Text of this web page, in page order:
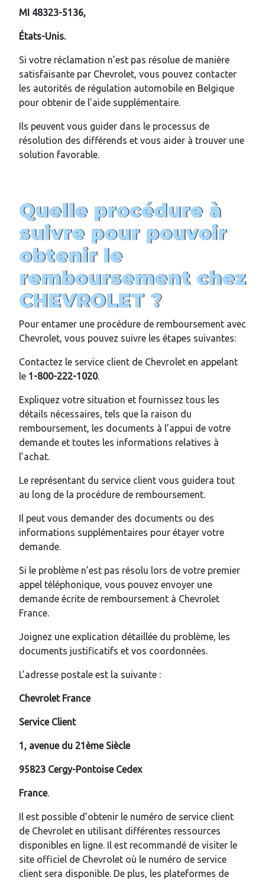
MI 48323-5136,
États-Unis.
Si votre réclamation n’est pas résolue de manière
satisfaisante par Chevrolet, vous pouvez contacter
les autorités de régulation automobile en Belgique
pour obtenir de l’aide supplémentaire.
Ils peuvent vous guider dans le processus de
résolution des différends et vous aider à trouver une
solution favorable.
Quelle procédure à
suivre pour pouvoir
obtenir le
remboursement chez
CHEVROLET ?
Pour entamer une procédure de remboursement avec
Chevrolet, vous pouvez suivre les étapes suivantes:
Contactez le service client de Chevrolet en appelant
le 1-800-222-1020.
Expliquez votre situation et fournissez tous les
détails nécessaires, tels que la raison du
remboursement, les documents à l’appui de votre
demande et toutes les informations relatives à
l’achat.
Le représentant du service client vous guidera tout
au long de la procédure de remboursement.
Il peut vous demander des documents ou des
informations supplémentaires pour étayer votre
demande.
Si le problème n’est pas résolu lors de votre premier
appel téléphonique, vous pouvez envoyer une
demande écrite de remboursement à Chevrolet
France.
Joignez une explication détaillée du problème, les
documents justificatifs et vos coordonnées.
L’adresse postale est la suivante :
Chevrolet France
Service Client
1, avenue du 21ème Siècle
95823 Cergy-Pontoise Cedex
France.
Il est possible d’obtenir le numéro de service client
de Chevrolet en utilisant différentes ressources
disponibles en ligne. Il est recommandé de visiter le
site officiel de Chevrolet où le numéro de service
client sera disponible. De plus, les plateformes de